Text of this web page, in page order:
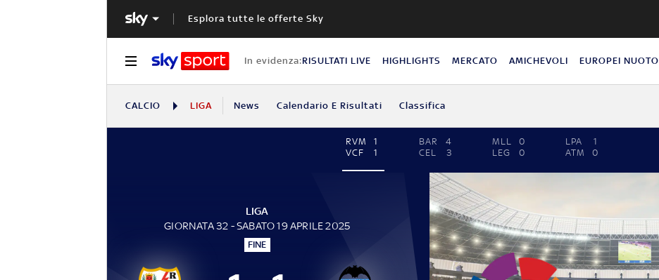
Esplora tutte le offerte Sky
In evidenza:RISULTATI LIVE HIGHLIGHTS MERCATO AMICHEVOLI EUROPEI NUOTO
CALCIO LIGA News Calendario E Risultati Classifica
RVM
1
VCF
1
BAR
4
CEL
3
MLL
0
LEG
0
LPA
1
ATM
0
LIGA
GIORNATA 32 - SABATO 19 APRILE 2025
FINE